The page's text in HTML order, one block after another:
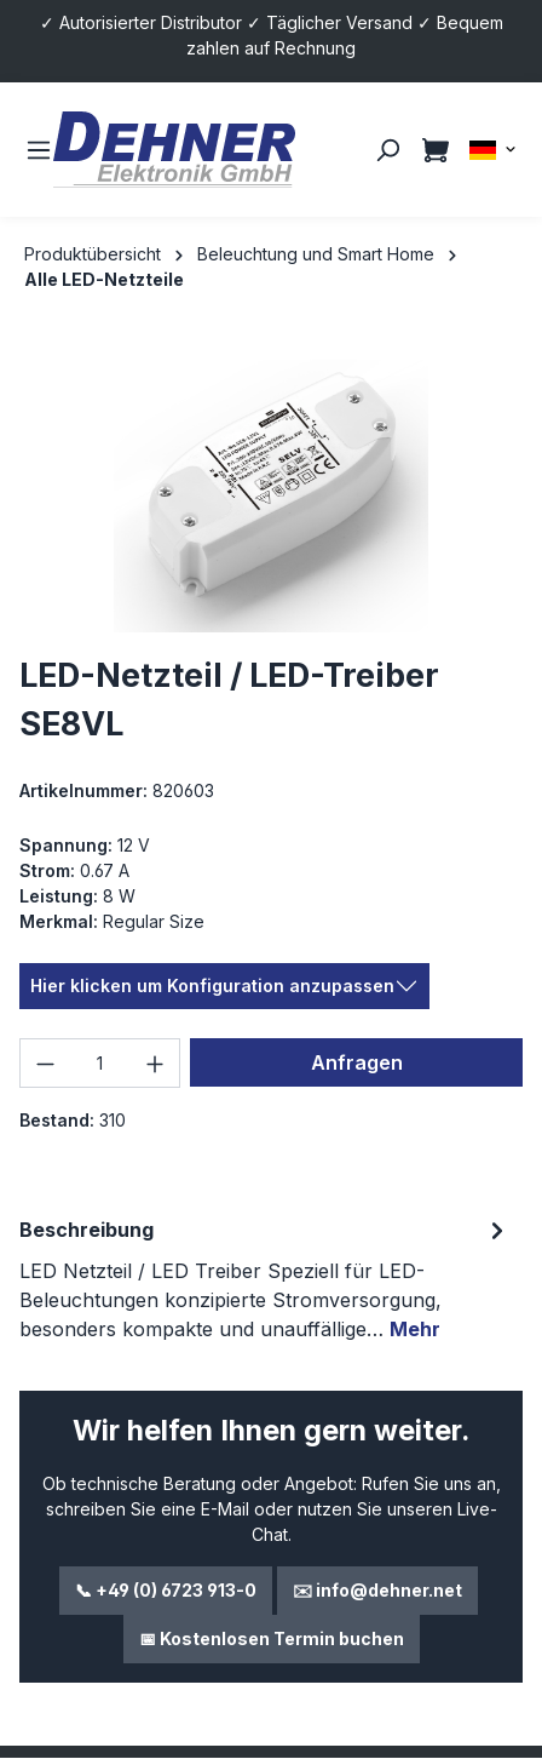
springen
✓ Autorisierter Distributor ✓ Täglicher Versand ✓ Bequem
zahlen auf Rechnung
Produktübersicht
Beleuchtung und Smart Home
Alle LED-Netzteile
LED-Netzteil / LED-Treiber
SE8VL
Artikelnummer: 820603
Spannung: 12 V
Strom: 0.67 A
Leistung: 8 W
Merkmal: Regular Size
Hier klicken um Konfiguration anzupassen
Produkt Anzahl: Gib den gewünschten
Anfragen
Bestand: 310
Beschreibung
LED Netzteil / LED Treiber Speziell für LED-
Beleuchtungen konzipierte Stromversorgung,
besonders kompakte und unauffällige… Mehr
Wir helfen Ihnen gern weiter.
Ob technische Beratung oder Angebot: Rufen Sie uns an,
schreiben Sie eine E-Mail oder nutzen Sie unseren Live-
Chat.
📞 +49 (0) 6723 913-0 ✉️ info@dehner.net
📅 Kostenlosen Termin buchen